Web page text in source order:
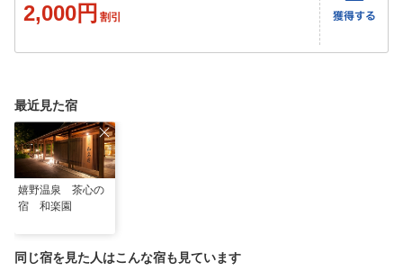
2,000円 割引
最近見た宿
嬉野温泉 茶心の
宿 和楽園
同じ宿を見た人はこんな宿も見ています